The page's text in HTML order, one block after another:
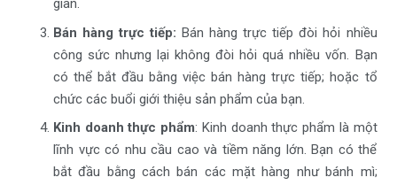
gian.
Bán hàng trực tiếp: Bán hàng trực tiếp đòi hỏi nhiều
công sức nhưng lại không đòi hỏi quá nhiều vốn. Bạn
có thể bắt đầu bằng việc bán hàng trực tiếp; hoặc tổ
chức các buổi giới thiệu sản phẩm của bạn.
Kinh doanh thực phẩm: Kinh doanh thực phẩm là một
lĩnh vực có nhu cầu cao và tiềm năng lớn. Bạn có thể
bắt đầu bằng cách bán các mặt hàng như bánh mì;